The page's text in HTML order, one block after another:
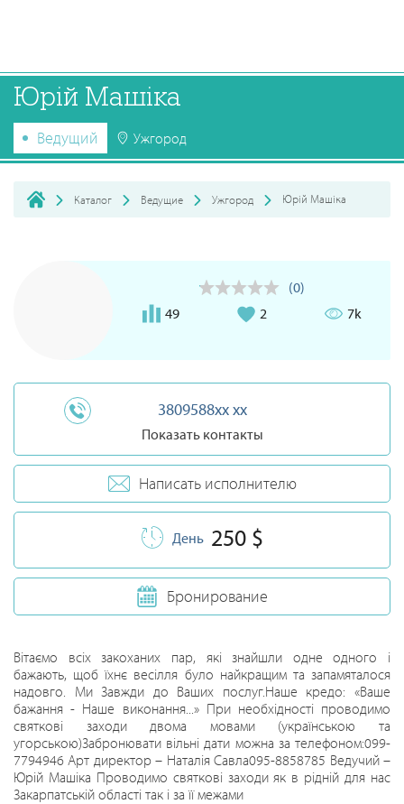
Юрій Машіка
Ведущий Ужгород
Каталог Ведущие Ужгород Юрій Машіка
(0)
49
2 7k
3809588xx xx
Показать контакты
Написать исполнителю
День 250 $
Бронирование
Вітаємо всіх закоханих пар, які знайшли одне одного і
бажають, щоб їхнє весілля було найкращим та запамяталося
надовго. Ми Завжди до Ваших послуг.Наше кредо: «Ваше
бажання - Наше виконання...» При необхідності проводимо
святкові заходи двома мовами (українською та
угорською)Забронювати вільні дати можна за телефоном:099-
7794946 Арт директор – Наталія Савла095-8858785 Ведучий –
Юрій Машіка Проводимо святкові заходи як в рідній для нас
Закарпатській області так і за її межами